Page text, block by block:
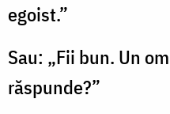
egoist.”
Sau: „Fii bun. Un
răspunde?”